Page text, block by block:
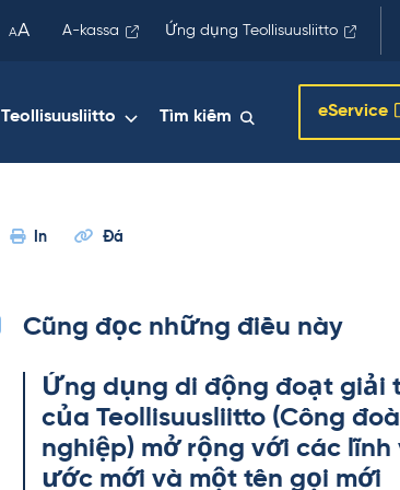
AA A-kassa Ứng dụng Teollisuusliitto
Teollisuusliitto Tìm kiếm eService
In Đá
Cũng đọc những điều này
Ứng dụng di động đoạt giải
của Teol­li­suus­liitto (Công
ng­hiệp) mở rộng với các
ước mới và một tên gọi mới